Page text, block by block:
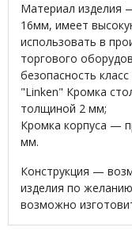
Материал изделия
16мм, имеет
использовать в
торгового
безопасность
"Linken" Кромка
толщиной 2 мм;
Кромка корпуса —
мм.
Конструкция —
изделия по
возможно